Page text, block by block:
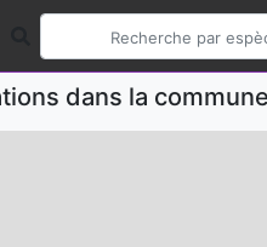
dans la